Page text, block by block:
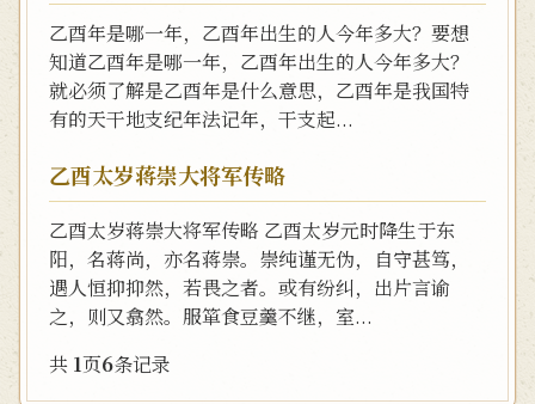
乙酉年是哪一年，乙酉年出生的人今年多大？要想
知道乙酉年是哪一年，乙酉年出生的人今年多大？
就必须了解是乙酉年是什么意思，乙酉年是我国特
有的天干地支纪年法记年，干支起...
乙酉太岁蒋崇大将军传略
乙酉太岁蒋崇大将军传略 乙酉太岁元时降生于东
阳，名蒋尚，亦名蒋崇。崇纯谨无伪，自守甚笃，
遇人恒抑抑然，若畏之者。或有纷纠，出片言谕
之，则又翕然。服箪食豆羹不继，室...
共 1页6条记录